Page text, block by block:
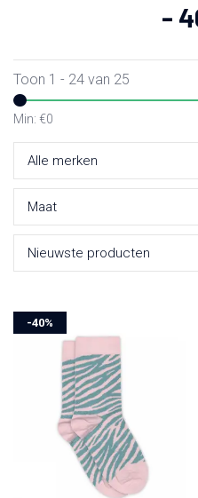
-
Toon 1 - 24 van 25
Min: €0
Alle merken
Maat
Nieuwste producten
-40%